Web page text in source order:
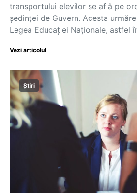
transportului elevilor se află pe
ședinței de Guvern. Acesta
Legea Educației Naționale, astfel
Vezi articolul
Știri